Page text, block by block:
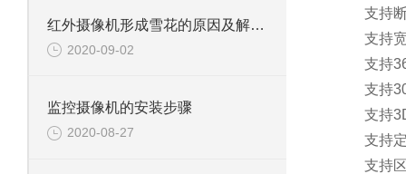
红外摄像机形成雪花的原因及解决办法
2020-09-02
监控摄像机的安装步骤
2020-08-27
支持
支持
支持
支持
支持
支持
支持